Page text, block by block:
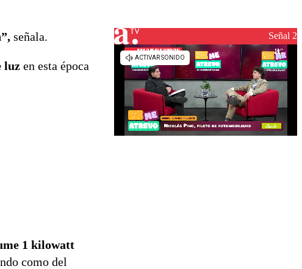
señala.
luz en esta época
1 kilowatt
como del
Señal 2